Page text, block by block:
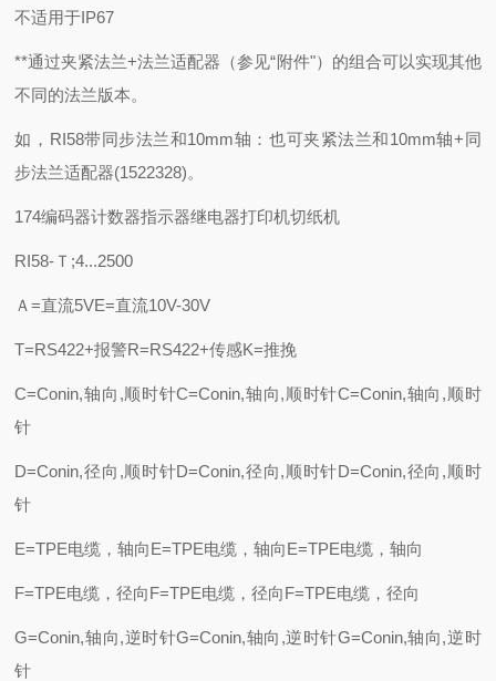
不适用于IP67
**通过夹紧法兰+法兰适配器（参见“附件"）的组合可以实现其他
不同的法兰版本。
如，RI58带同步法兰和10mm轴：也可夹紧法兰和10mm轴+同
步法兰适配器(1522328)。
174编码器计数器指示器继电器打印机切纸机
RI58-Ｔ;4...2500
Ａ=直流5VE=直流10V-30V
T=RS422+报警R=RS422+传感K=推挽
C=Conin,轴向,顺时针C=Conin,轴向,顺时针C=Conin,轴向,顺时
针
D=Conin,径向,顺时针D=Conin,径向,顺时针D=Conin,径向,顺时
针
E=TPE电缆，轴向E=TPE电缆，轴向E=TPE电缆，轴向
F=TPE电缆，径向F=TPE电缆，径向F=TPE电缆，径向
G=Conin,轴向,逆时针G=Conin,轴向,逆时针G=Conin,轴向,逆时
针